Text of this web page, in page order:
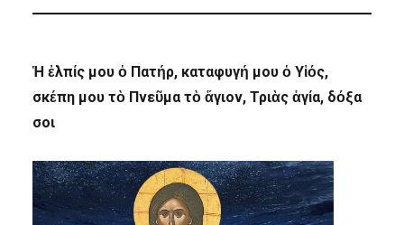
Ἡ ἐλπίς μου ὁ Πατήρ, καταφυγή μου ὁ Υἱός,
σκέπη μου τὸ Πνεῦμα τὸ ἅγιον, Τριὰς ἁγία, δόξα
σοι